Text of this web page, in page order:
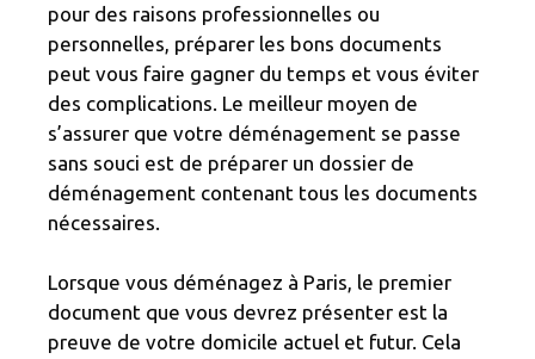
pour des raisons professionnelles ou
personnelles, préparer les bons documents
peut vous faire gagner du temps et vous éviter
des complications. Le meilleur moyen de
s’assurer que votre déménagement se passe
sans souci est de préparer un dossier de
déménagement contenant tous les documents
nécessaires.
Lorsque vous déménagez à Paris, le premier
document que vous devrez présenter est la
preuve de votre domicile actuel et futur. Cela